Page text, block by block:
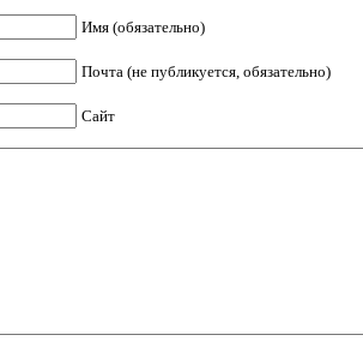
Имя (обязательно)
Почта (не публикуется, обязательно)
Сайт